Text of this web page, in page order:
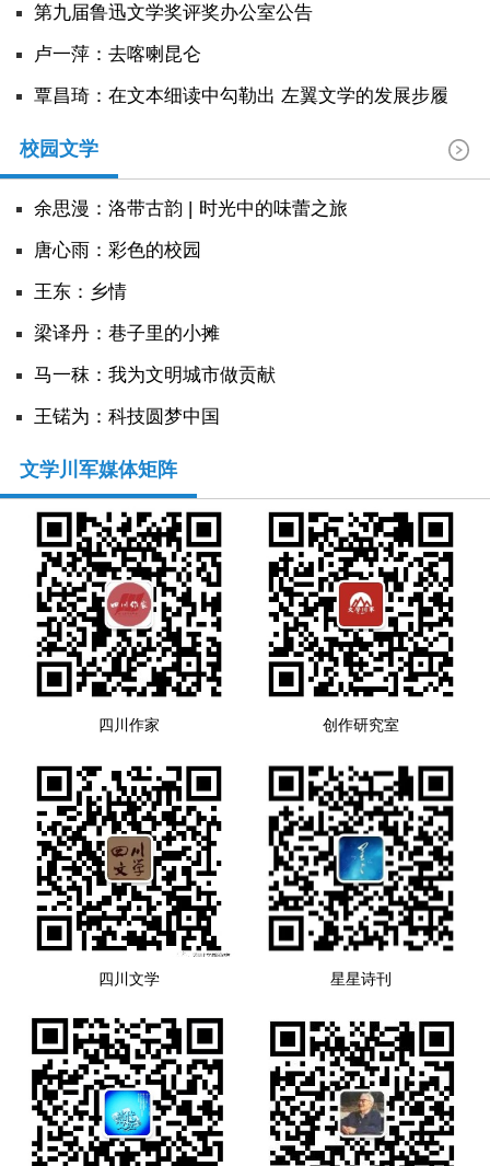
第九届鲁迅文学奖评奖办公室公告
卢一萍：去喀喇昆仑
覃昌琦：在文本细读中勾勒出 左翼文学的发展步履
校园文学
余思漫：洛带古韵 | 时光中的味蕾之旅
唐心雨：彩色的校园
王东：乡情
​梁译丹：巷子里的小摊
马一秣：我为文明城市做贡献
王锘为：科技圆梦中国
文学川军媒体矩阵
四川作家 创作研究室
四川文学 星星诗刊